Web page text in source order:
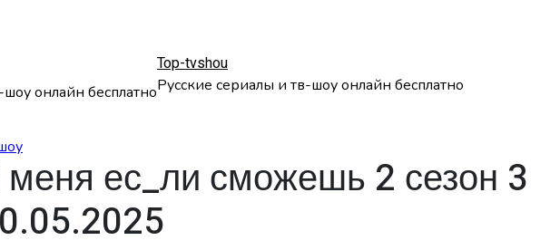
онлайн бесплатно
Top-tvshou
Русские сериалы и тв-шоу онлайн бесплатно
ес_ли сможешь 2 сезон 3